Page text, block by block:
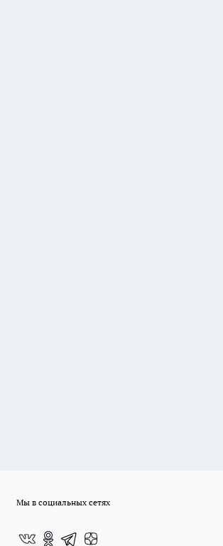
Мы в социальных сетях